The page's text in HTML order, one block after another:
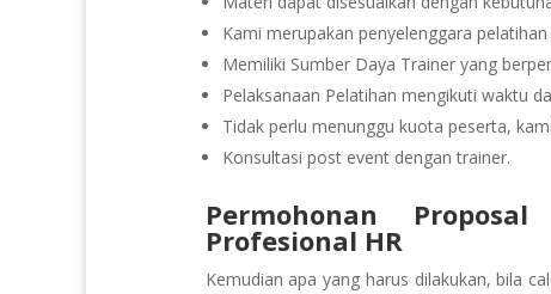
Kami merupakan penyelenggara
Memiliki Sumber Daya Trainer yang
Pelaksanaan Pelatihan mengikuti waktu
Tidak perlu menunggu kuota peserta,
Konsultasi post event dengan trainer.
Permohonan
Profesional HR
Kemudian apa yang harus dilakukan, bila